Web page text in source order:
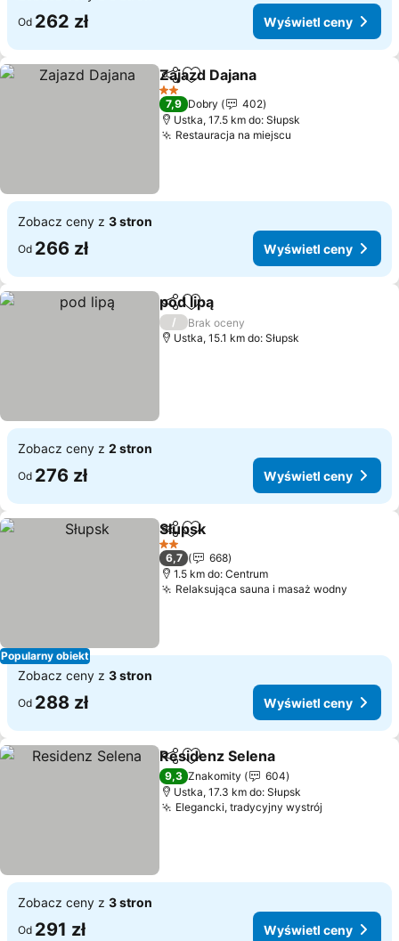
Od 262 zł Wyświetl ceny
Udostępnij
Dodaj do ulubionych
Zajazd Dajana
2 Kategoria
7,9 Dobry
402
Ustka, 17.5 km do: Słupsk
Restauracja na miejscu
Zobacz ceny z 3 stron
Od 266 zł Wyświetl ceny
UdostępnijDodaj do ulubionych
pod lipą
/
Brak oceny
Ustka, 15.1 km do: Słupsk
Zobacz ceny z 2 stron
Od 276 zł Wyświetl ceny
Popularny obiekt
UdostępnijDodaj do ulubionych
Słupsk
2 Kategoria
6,7
668
1.5 km do: Centrum
Relaksująca sauna i masaż wodny
Zobacz ceny z 3 stron
Od 288 zł Wyświetl ceny
Udostępnij
Dodaj do ulubionych
Residenz Selena
9,3 Znakomity
604
Ustka, 17.3 km do: Słupsk
Elegancki, tradycyjny wystrój
Zobacz ceny z 3 stron
Od 291 zł Wyświetl ceny